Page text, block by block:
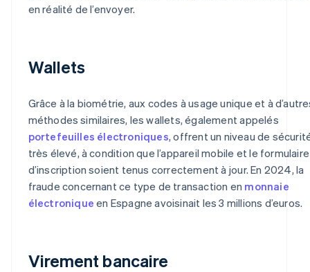
en réalité de l’envoyer.
Wallets
Grâce à la biométrie, aux codes à usage unique et à
méthodes similaires, les wallets, également appelés
portefeuilles électroniques, offrent un niveau de
très élevé, à condition que l’appareil mobile et le formulaire
d’inscription soient tenus correctement à jour. En 2024, la
fraude concernant ce type de transaction en monnaie
électronique en Espagne avoisinait les 3 millions d’euros.
Virement bancaire